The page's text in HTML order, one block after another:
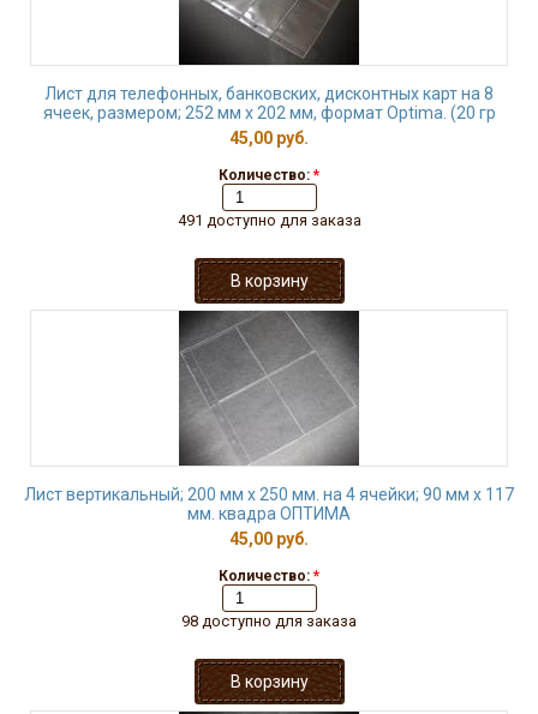
Лист для телефонных, банковских, дисконтных карт на 8
ячеек, размером; 252 мм х 202 мм, формат Optima. (20 гр
45,00 руб.
Количество: *
491 доступно для заказа
Лист вертикальный; 200 мм х 250 мм. на 4 ячейки; 90 мм х 117
мм. квадра ОПТИМА
45,00 руб.
Количество: *
98 доступно для заказа